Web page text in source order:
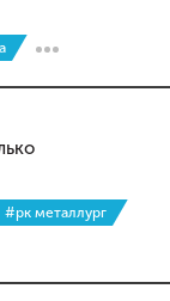
#рк металлург